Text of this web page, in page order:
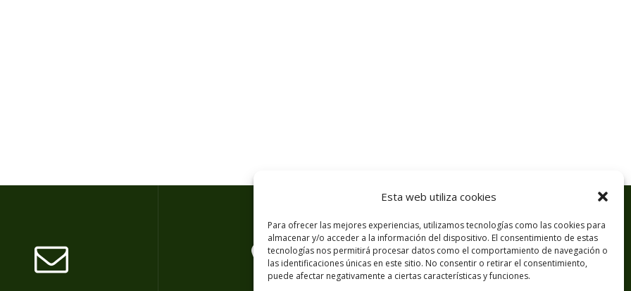
Esta web utiliza cookies
Para ofrecer las mejores experiencias, utilizamos tecnologías como las cookies para
almacenar y/o acceder a la información del dispositivo. El consentimiento de estas
tecnologías nos permitirá procesar datos como el comportamiento de navegación o
las identificaciones únicas en este sitio. No consentir o retirar el consentimiento,
puede afectar negativamente a ciertas características y funciones.
© 2026 NEXUS GREEN ENERGY